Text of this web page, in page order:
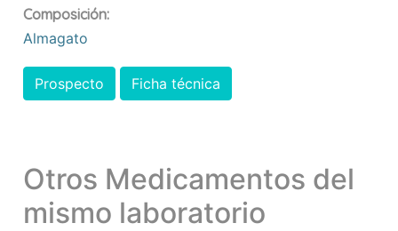
Composición:
Almagato
Prospecto Ficha técnica
Otros Medicamentos del
mismo laboratorio